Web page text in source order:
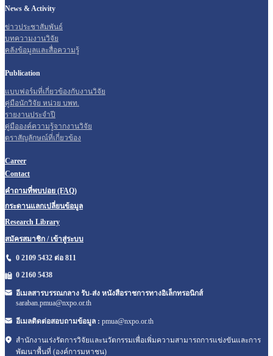
News & Activity
ข่าวประชาสัมพันธ์
บทความงานวิจัย
คลังข้อมูลและสื่อความรู้
Publication
แบบฟอร์มที่เกี่ยวข้องกับงานวิจัย
คู่มือนักวิจัย หน่วย บพท.
รายงานประจำปี
คู่มือองค์ความรู้จากงานวิจัย
ตราสัญลักษณ์ที่เกี่ยวข้อง
Career
Contact
คำถามที่พบบ่อย (FAQ)
กระดานแลกเปลี่ยนข้อมูล
Research Library
สมัครสมาชิก / เข้าสู่ระบบ
0 2109 5432 ต่อ 811
0 2160 5438
อีเมลสารบรรณกลาง รับ-ส่ง หนังสือราชการทางอิเล็กทรอนิกส์
saraban.pmua@nxpo.or.th
อีเมลติดต่อสอบถามข้อมูล : pmua@nxpo.or.th
สำนักงานเร่งรัดการวิจัยและนวัตกรรมเพื่อเพิ่มความสามารถการแข่งขันและการ
พัฒนาพื้นที่ (องค์การมหาชน)